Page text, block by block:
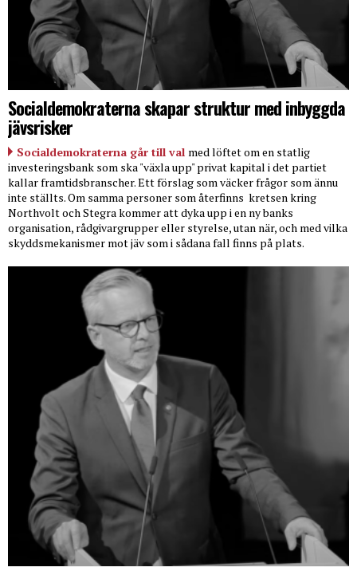
Socialdemokraterna skapar struktur med inbyggda
jävsrisker
Socialdemokraterna går till val med löftet om en statlig
investeringsbank som ska "växla upp" privat kapital i det partiet
kallar framtidsbranscher. Ett förslag som väcker frågor som ännu
inte ställts. Om samma personer som återfinns kretsen kring
Northvolt och Stegra kommer att dyka upp i en ny banks
organisation, rådgivargrupper eller styrelse, utan när, och med vilka
skyddsmekanismer mot jäv som i sådana fall finns på plats.